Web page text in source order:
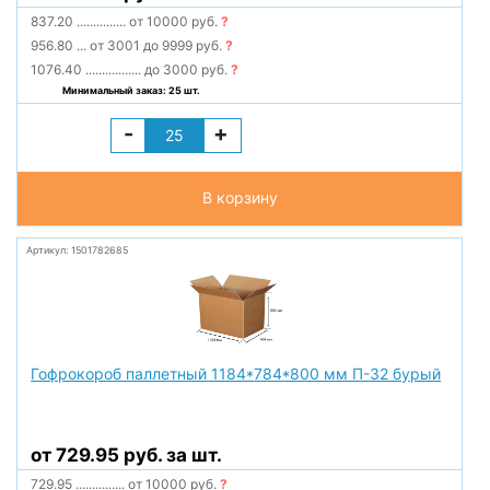
837.20 ............... от 10000 руб.?
956.80 ... от 3001 до 9999 руб.?
1076.40 ................. до 3000 руб.?
Минимальный заказ: 25 шт.
- +
В корзину
Артикул: 1501782685
Гофрокороб паллетный 1184*784*800 мм П-32 бурый
от 729.95 руб. за шт.
729.95 ............... от 10000 руб.?